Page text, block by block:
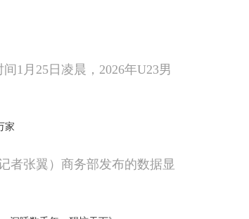
1月25日凌晨，2026年U23男
家
者张翼）商务部发布的数据显